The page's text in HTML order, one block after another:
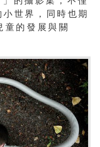
世界，同時也期
童的發展與關